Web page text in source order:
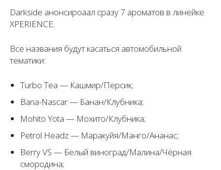
Darkside анонсироаал сразу 7 ароматов в линейке
XPERIENCE.
Все названия будут касаться автомобильной
тематики:
Turbo Tea — Кашмир/Персик;
Bana-Nascar — Банан/Клубника;
Mohito Yota — Мохито/Клубника;
Petrol Headz — Маракуйя/Манго/Ананас;
Berry VS — Белый виноград/Малина/Чёрная
смородина;